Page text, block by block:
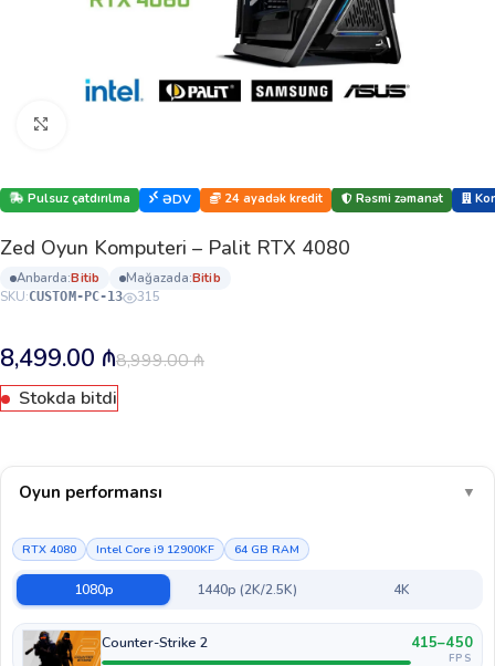
Pulsuz çatdırılma ƏDV 24 ayadək kredit Rəsmi zəmanət
Zed Oyun Komputeri – Palit RTX 4080
anbarda: bi̇ti̇b mağazada: bi̇ti̇b
SKU:CUSTOM-PC-13 315
8,999.00₼
8,499.00 ₼
Stokda bitdi
Oyun performansı ▼
RTX 4080 Intel Core i9 12900KF 64 GB RAM
1080p 1440p (2K/2.5K) 4K
Counter-Strike 2 415–450
FPS